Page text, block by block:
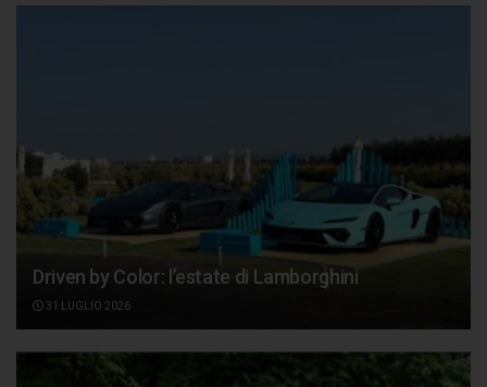
Driven by Color: l’estate di Lamborghini
31 LUGLIO 2026